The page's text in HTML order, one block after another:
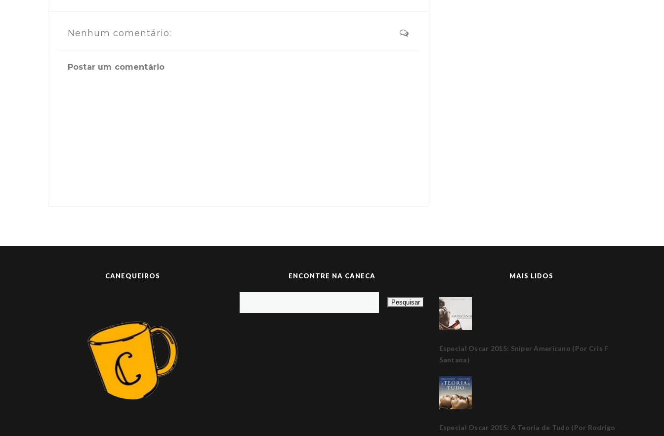
Nenhum comentário:
Postar um comentário
CANEQUEIROS ENCONTRE NA CANECA MAIS LIDOS
Especial Oscar 2015: Sniper Americano (Por Cris F
Santana)
Especial Oscar 2015: A Teoria de Tudo (Por Rodrigo